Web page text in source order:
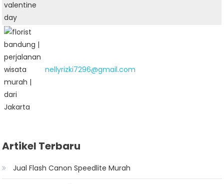
nellyrizki7296@gmail.com
Artikel Terbaru
Jual Flash Canon Speedlite Murah